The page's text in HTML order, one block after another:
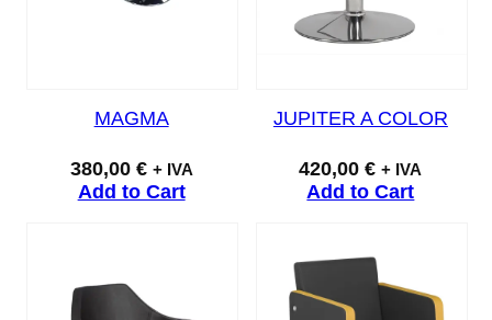
MAGMA
380,00 € + IVA
Add to Cart
JUPITER A COLOR
420,00€ + IVA
Add to Cart